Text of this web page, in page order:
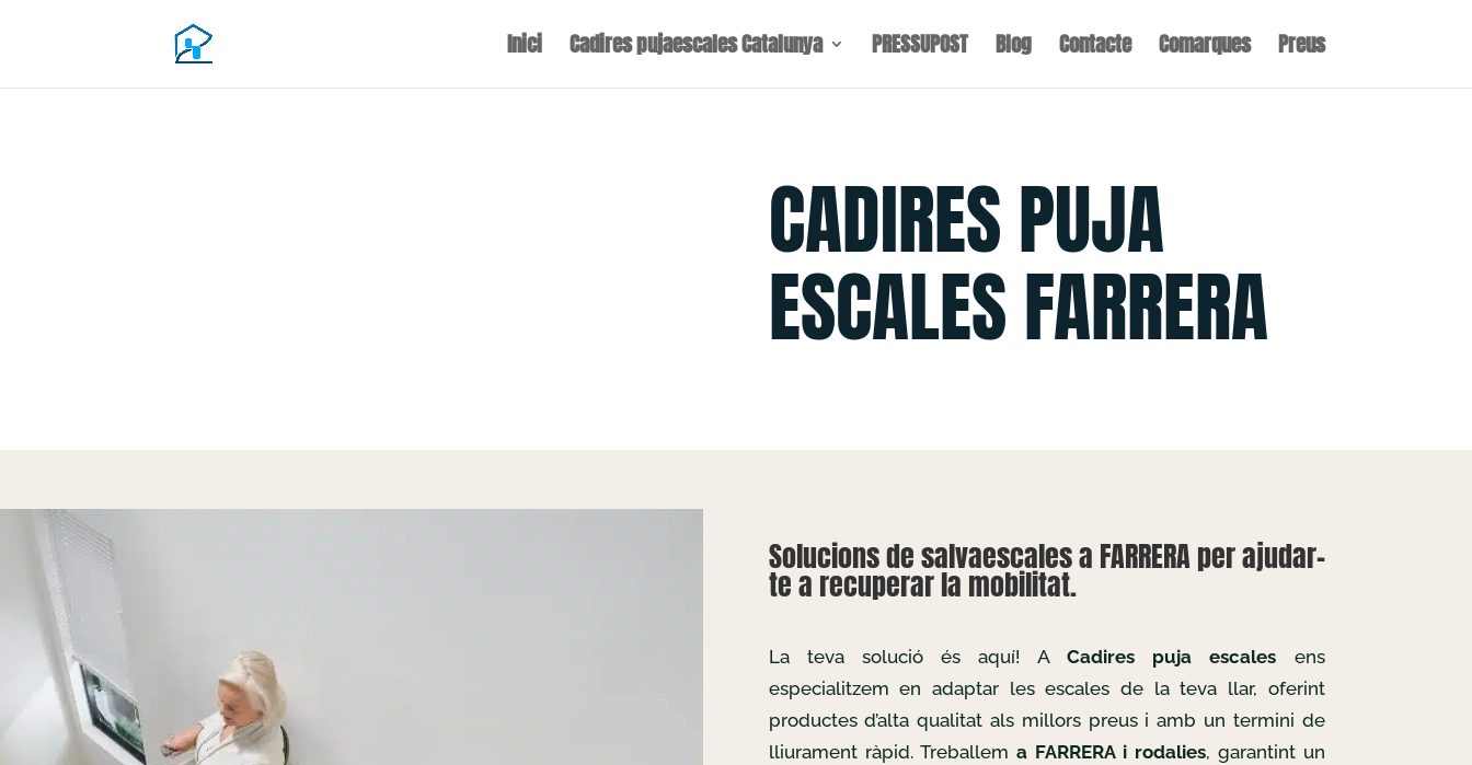
Inici Cadires pujaescales Catalunya PRESSUPOST Blog Contacte Comarques Preus
CADIRES PUJA
ESCALES FARRERA
Solucions de salvaescales a FARRERA per ajudar-
te a recuperar la mobilitat.
La teva solució és aquí! A Cadires puja escales ens
especialitzem en adaptar les escales de la teva llar, oferint
productes d’alta qualitat als millors preus i amb un termini de
lliurament ràpid. Treballem a FARRERA i rodalies, garantint un